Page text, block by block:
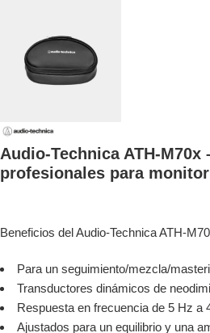
Audio-Technica ATH-M70x
profesionales para
Beneficios del Audio-Technica ATH-
Para un seguimiento/mezcla/
Transductores dinámicos de
Respuesta en frecuencia de 5 Hz a
Ajustados para un equilibrio y una